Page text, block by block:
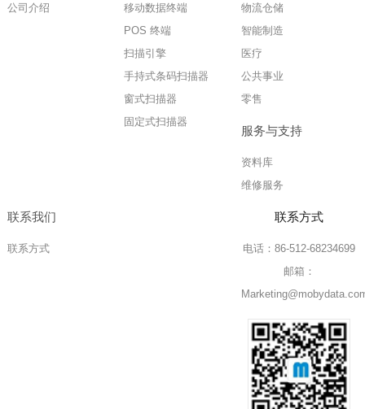
公司介绍
移动数据终端
POS 终端
扫描引擎
手持式条码扫描器
窗式扫描器
固定式扫描器
物流仓储
智能制造
医疗
公共事业
零售
服务与支持
资料库
维修服务
联系我们
联系方式
联系方式
电话：86-512-68234699
邮箱：